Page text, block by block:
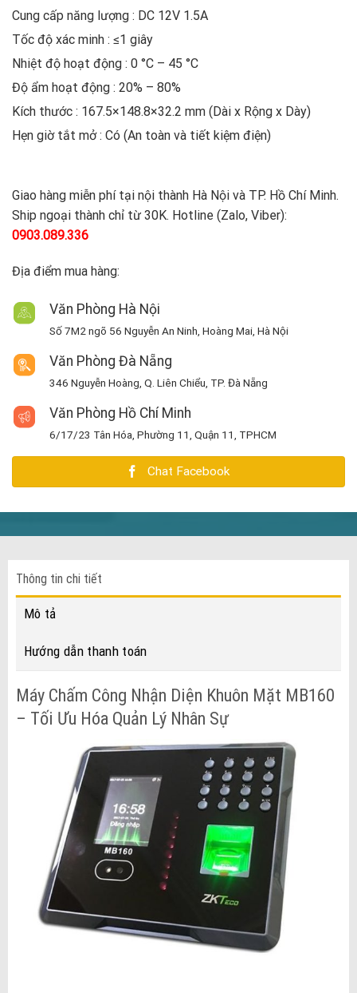
Cung cấp năng lượng : DC 12V 1.5A
Tốc độ xác minh : ≤1 giây
Nhiệt độ hoạt động : 0 °C – 45 °C
Độ ẩm hoạt động : 20% – 80%
Kích thước : 167.5×148.8×32.2 mm (Dài x Rộng x Dày)
Hẹn giờ tắt mở : Có (An toàn và tiết kiệm điện)
Giao hàng miễn phí tại nội thành Hà Nội và TP. Hồ Chí Minh.
Ship ngoại thành chỉ từ 30K. Hotline (Zalo, Viber):
0903.089.336
Địa điểm mua hàng:
Văn Phòng Hà Nội
Số 7M2 ngõ 56 Nguyễn An Ninh, Hoàng Mai, Hà Nội
Văn Phòng Đà Nẵng
346 Nguyễn Hoàng, Q. Liên Chiểu, TP. Đà Nẵng
Văn Phòng Hồ Chí Minh
6/17/23 Tân Hóa, Phường 11, Quận 11, TPHCM
Chat Facebook
Thông tin chi tiết
Mô tả
Hướng dẫn thanh toán
Máy Chấm Công Nhận Diện Khuôn Mặt MB160
– Tối Ưu Hóa Quản Lý Nhân Sự